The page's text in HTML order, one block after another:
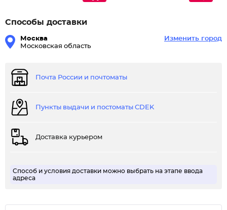
Способы доставки
Москва
Московская область
Изменить город
Почта России и почтоматы
Пункты выдачи и постоматы CDEK
Доставка курьером
Способ и условия доставки можно выбрать на этапе ввода
адреса